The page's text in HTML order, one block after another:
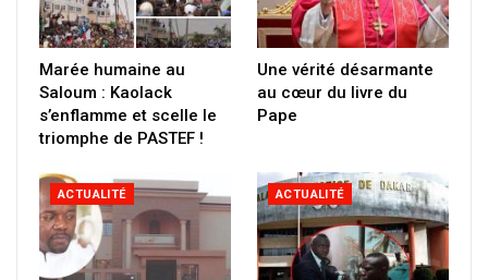
Marée humaine au
Saloum : Kaolack
s’enflamme et scelle le
triomphe de PASTEF !
Une vérité désarmante
au cœur du livre du
Pape
ACTUALITÉ ACTUALITÉ